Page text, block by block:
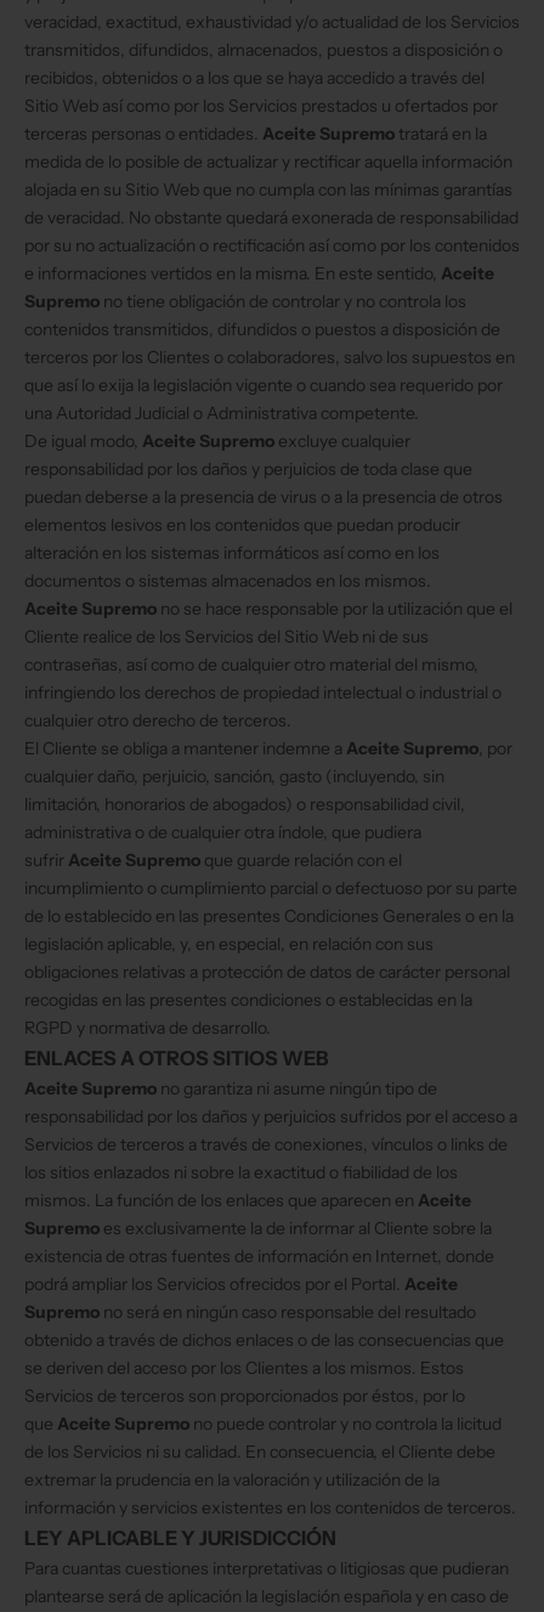
veracidad, exactitud, exhaustividad y/o actualidad de los Servicios
transmitidos, difundidos, almacenados, puestos a disposición o
recibidos, obtenidos o a los que se haya accedido a través del
Sitio Web así como por los Servicios prestados u ofertados por
terceras personas o entidades. Aceite Supremo tratará en la
medida de lo posible de actualizar y rectificar aquella información
alojada en su Sitio Web que no cumpla con las mínimas garantías
de veracidad. No obstante quedará exonerada de responsabilidad
por su no actualización o rectificación así como por los contenidos
e informaciones vertidos en la misma. En este sentido, Aceite
Supremo no tiene obligación de controlar y no controla los
contenidos transmitidos, difundidos o puestos a disposición de
terceros por los Clientes o colaboradores, salvo los supuestos en
que así lo exija la legislación vigente o cuando sea requerido por
una Autoridad Judicial o Administrativa competente.
De igual modo, Aceite Supremo excluye cualquier
responsabilidad por los daños y perjuicios de toda clase que
puedan deberse a la presencia de virus o a la presencia de otros
elementos lesivos en los contenidos que puedan producir
alteración en los sistemas informáticos así como en los
documentos o sistemas almacenados en los mismos.
Aceite Supremo no se hace responsable por la utilización que el
Cliente realice de los Servicios del Sitio Web ni de sus
contraseñas, así como de cualquier otro material del mismo,
infringiendo los derechos de propiedad intelectual o industrial o
cualquier otro derecho de terceros.
El Cliente se obliga a mantener indemne a Aceite Supremo, por
cualquier daño, perjuicio, sanción, gasto (incluyendo, sin
limitación, honorarios de abogados) o responsabilidad civil,
administrativa o de cualquier otra índole, que pudiera
sufrir Aceite Supremo que guarde relación con el
incumplimiento o cumplimiento parcial o defectuoso por su parte
de lo establecido en las presentes Condiciones Generales o en la
legislación aplicable, y, en especial, en relación con sus
obligaciones relativas a protección de datos de carácter personal
recogidas en las presentes condiciones o establecidas en la
RGPD y normativa de desarrollo.
ENLACES A OTROS SITIOS WEB
Aceite Supremo no garantiza ni asume ningún tipo de
responsabilidad por los daños y perjuicios sufridos por el acceso a
Servicios de terceros a través de conexiones, vínculos o links de
los sitios enlazados ni sobre la exactitud o fiabilidad de los
mismos. La función de los enlaces que aparecen en Aceite
Supremo es exclusivamente la de informar al Cliente sobre la
existencia de otras fuentes de información en Internet, donde
podrá ampliar los Servicios ofrecidos por el Portal. Aceite
Supremo no será en ningún caso responsable del resultado
obtenido a través de dichos enlaces o de las consecuencias que
se deriven del acceso por los Clientes a los mismos. Estos
Servicios de terceros son proporcionados por éstos, por lo
que Aceite Supremo no puede controlar y no controla la licitud
de los Servicios ni su calidad. En consecuencia, el Cliente debe
extremar la prudencia en la valoración y utilización de la
información y servicios existentes en los contenidos de terceros.
LEY APLICABLE Y JURISDICCIÓN
Para cuantas cuestiones interpretativas o litigiosas que pudieran
plantearse será de aplicación la legislación española y en caso de